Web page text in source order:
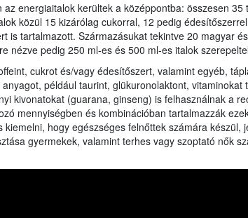
energiaitalok kerültek a középpontba: összesen 35
közül 15 kizárólag cukorral, 12 pedig
is tartalmazott. Származásukat tekintve 20 magyar
nézve pedig 250 ml-es és 500 ml-es italok
cukrot és/vagy édesítőszert, valamint egyéb,
például taurint, glükuronolaktont, vitaminokat
kivonatokat (guarana, ginseng) is felhasználnak a
mennyiségben és kombinációban tartalmazzák
kiemelni, hogy egészséges felnőttek számára készül,
gyermekek, valamint terhes vagy szoptató nők